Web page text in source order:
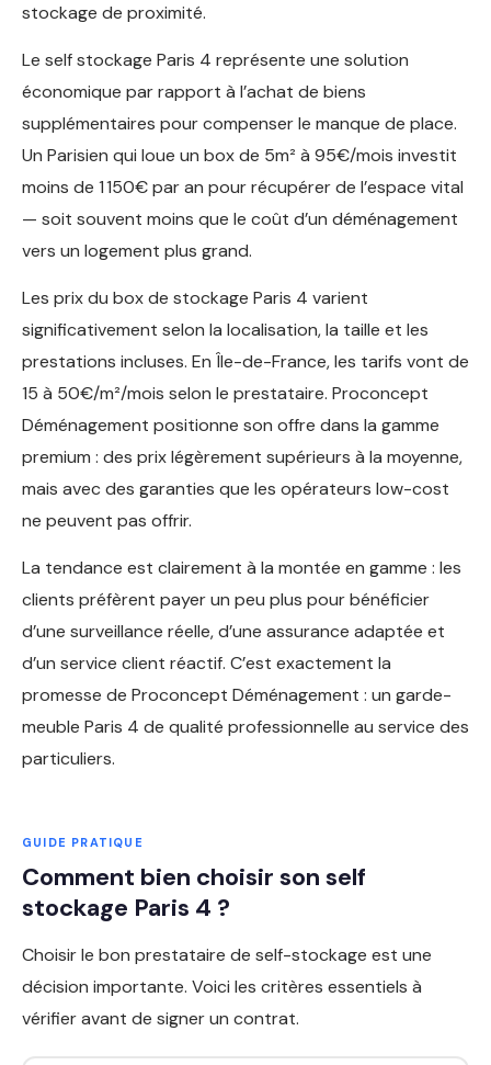
stockage de proximité.
Le self stockage Paris 4 représente une solution
économique par rapport à l’achat de biens
supplémentaires pour compenser le manque de place.
Un Parisien qui loue un box de 5m² à 95€/mois investit
moins de 1 150€ par an pour récupérer de l’espace vital
— soit souvent moins que le coût d’un déménagement
vers un logement plus grand.
Les prix du box de stockage Paris 4 varient
significativement selon la localisation, la taille et les
prestations incluses. En Île-de-France, les tarifs vont de
15 à 50€/m²/mois selon le prestataire. Proconcept
Déménagement positionne son offre dans la gamme
premium : des prix légèrement supérieurs à la moyenne,
mais avec des garanties que les opérateurs low-cost
ne peuvent pas offrir.
La tendance est clairement à la montée en gamme : les
clients préfèrent payer un peu plus pour bénéficier
d’une surveillance réelle, d’une assurance adaptée et
d’un service client réactif. C’est exactement la
promesse de Proconcept Déménagement : un garde-
meuble Paris 4 de qualité professionnelle au service des
particuliers.
GUIDE PRATIQUE
Comment bien choisir son self
stockage Paris 4 ?
Choisir le bon prestataire de self-stockage est une
décision importante. Voici les critères essentiels à
vérifier avant de signer un contrat.